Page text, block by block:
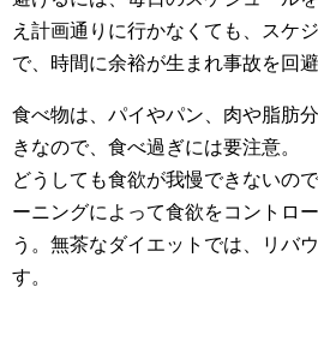
え計画通りに行かなくても、スケ
で、時間に余裕が生まれ事故を回
食べ物は、パイやパン、肉や脂肪
きなので、食べ過ぎには要注意。
どうしても食欲が我慢できないの
ーニングによって食欲をコントロ
う。無茶なダイエットでは、リバ
す。